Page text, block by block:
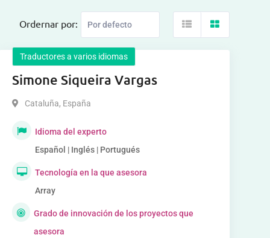
Ordernar por:
Traductores a varios idiomas
Simone Siqueira Vargas
Cataluña, España
Idioma del experto
Español | Inglés | Portugués
Tecnología en la que asesora
Array
Grado de innovación de los proyectos que
asesora